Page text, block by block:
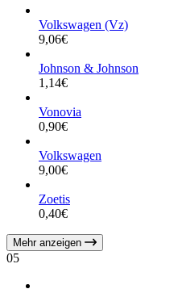
Volkswagen (Vz)
9,06€
Johnson & Johnson
1,14€
Vonovia
0,90€
Volkswagen
9,00€
Zoetis
0,40€
Mehr anzeigen
05